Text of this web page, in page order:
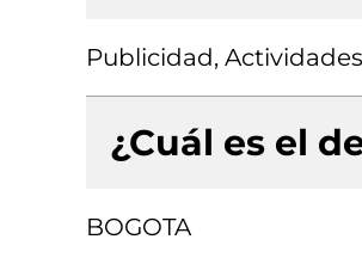
Publicidad,
¿Cuál es el
BOGOTA